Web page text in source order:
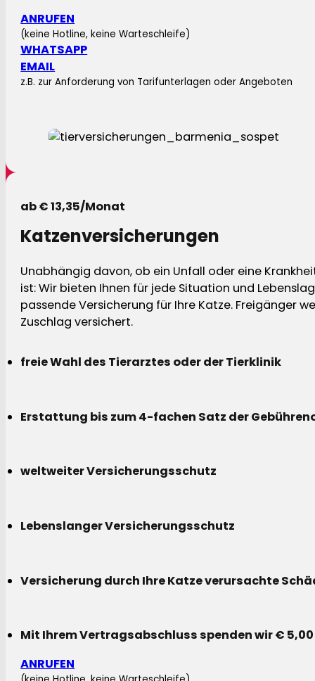
ANRUFEN
(keine Hotline, keine Warteschleife)
WHATSAPP
EMAIL
z.B. zur Anforderung von Tarifunterlagen oder Angeboten
ab € 13,35/Monat
Katzenversicherungen
Unabhängig davon, ob ein Unfall oder eine
ist: Wir bieten Ihnen für jede Situation und
passende Versicherung für Ihre Katze. Freigänger
Zuschlag versichert.
freie Wahl des Tierarztes oder der Tierklinik
Erstattung bis zum 4-fachen Satz der
weltweiter Versicherungsschutz
Lebenslanger Versicherungsschutz
Versicherung durch Ihre Katze verursachte
Mit Ihrem Vertragsabschluss spenden wir €
ANRUFEN